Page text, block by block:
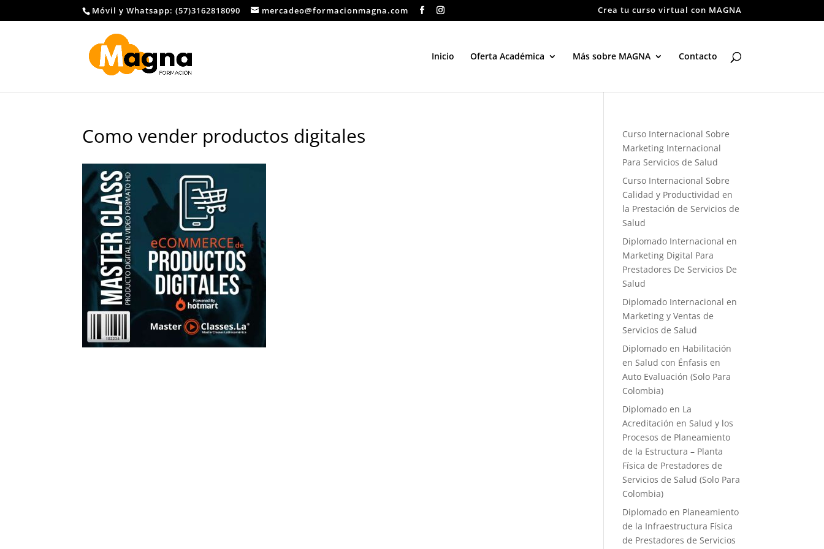
Móvil y Whatsapp: (57)3162818090 mercadeo@formacionmagna.com Crea tu curso virtual con MAGNA
Inicio Oferta Académica Más sobre MAGNA Contacto
Como vender productos digitales
Curso Internacional Sobre
Marketing Internacional
Para Servicios de Salud
Curso Internacional Sobre
Calidad y Productividad en
la Prestación de Servicios de
Salud
Diplomado Internacional en
Marketing Digital Para
Prestadores De Servicios De
Salud
Diplomado Internacional en
Marketing y Ventas de
Servicios de Salud
Diplomado en Habilitación
en Salud con Énfasis en
Auto Evaluación ​(Solo Para
Colombia)
Diplomado en La
Acreditación en Salud y los
Procesos de Planeamiento
de la Estructura – Planta
Física de Prestadores de
Servicios de Salud (Solo Para
Colombia)
Diplomado en Planeamiento
de la Infraestructura Física
de Prestadores de Servicios